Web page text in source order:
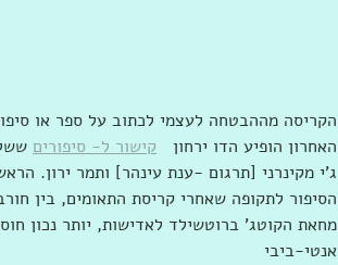
הקריסה מההבטחה לעצמי לכתוב על ספר או
האחרון הופיע הדו ירחון קישור ל- סיפורים
ג'י מקינרני [תרגום -ענת עינהר] ותמר ירון.
הסיפור לתקופה שאחרי קריסת התאומים, בין
מחאת הקוטג' ברוטשילד לאדישות, יותר נכון
אנטי-ביבי